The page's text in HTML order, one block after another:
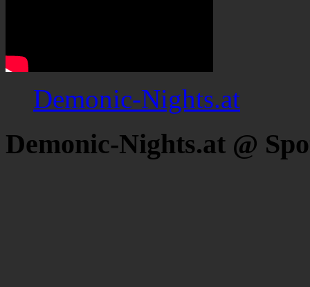
Demonic-Nights.at
Demonic-Nights.at @